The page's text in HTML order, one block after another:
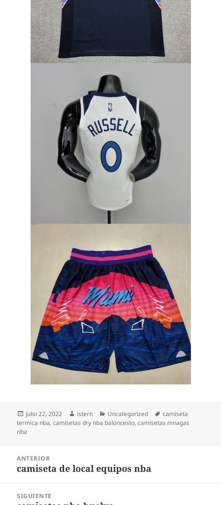
Publicado
el
julio 22, 2022 Autor
istern Categorías
Uncategorized Etiquetas
camiseta
termica nba,camisetas dry nba baloncesto,camisetas mnagas
nba
entradas
ANTERIOR
Entrada
camiseta de local equipos nba
SIGUIENTE